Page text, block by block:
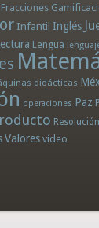
Fracciones
Infantil Inglés
Lengua
didácticas
operaciones Paz
Valores vídeo